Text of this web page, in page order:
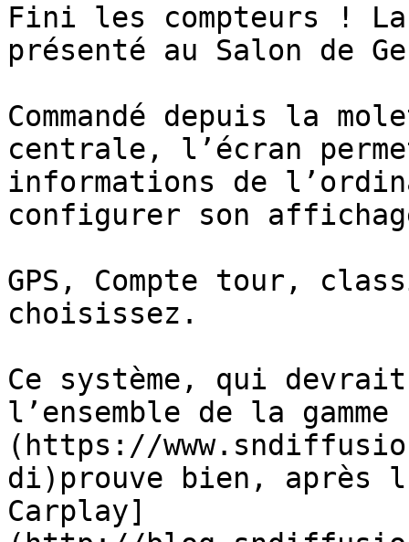
Fini les compteurs !
présenté au Salon de
Commandé depuis la
centrale, l’écran
informations de
configurer son
GPS, Compte tour,
choisissez.
Ce système, qui
l’ensemble de la
(https://
di)prouve bien, après
Carplay]